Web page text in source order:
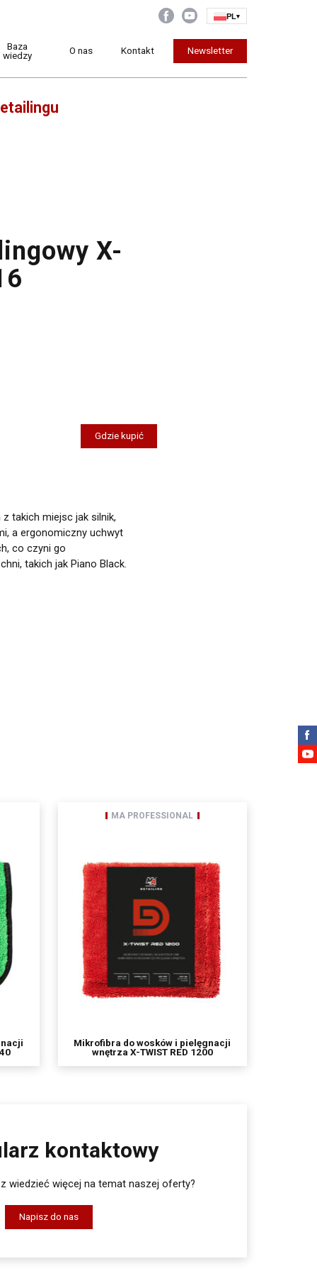
PL▾
Baza
wiedzy
O nas Kontakt Newsletter
X-
Gdzie kupić
takich miejsc jak silnik,
a ergonomiczny uchwyt
co czyni go
takich jak Piano Black.
MA PROFESSIONAL
Mikrofibra do wosków i pielęgnacji
wnętrza X-TWIST RED 1200
kontaktowy
wiedzieć więcej na temat naszej oferty?
Napisz do nas
AMTRA Sp. z o.o. z
świadoma, iż
z 04.05.2016)
zwana dalej Spółką,
danych,